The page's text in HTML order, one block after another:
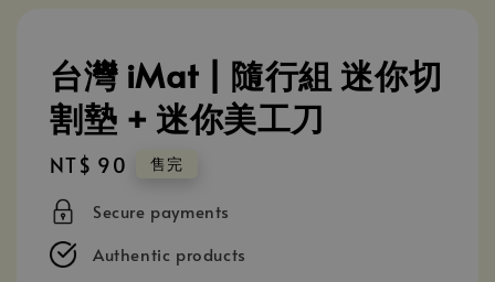
台灣 iMat | 隨行組 迷你切
割墊 + 迷你美工刀
Regular
price
NT$ 90 售完
Secure payments
Authentic products